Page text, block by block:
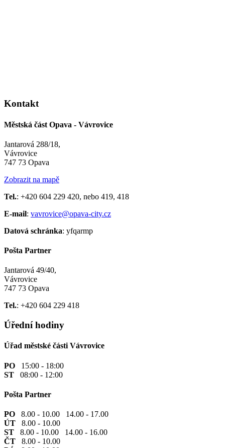
Kontakt
Městská část Opava - Vávrovice
Jantarová 288/18,
Vávrovice
747 73 Opava
Zobrazit na mapě
Tel.: +420 604 229 420, nebo 419, 418
E-mail: vavrovice@opava-city.cz
Datová schránka: yfqarmp
Pošta Partner
Jantarová 49/40,
Vávrovice
747 73 Opava
Tel.: +420 604 229 418
Úřední hodiny
Úřad městské části Vávrovice
PO 15:00 - 18:00
ST 08:00 - 12:00
Pošta Partner
PO 8.00 - 10.00 14.00 - 17.00
ÚT 8.00 - 10.00
ST 8.00 - 10.00 14.00 - 16.00
ČT 8.00 - 10.00